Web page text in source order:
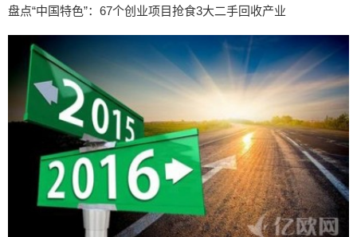
盘点“中国特色”：67个创业项目抢食3大二手回收产业